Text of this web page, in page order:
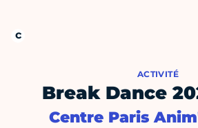
ACTIVITÉ
Break Dance
Centre Paris